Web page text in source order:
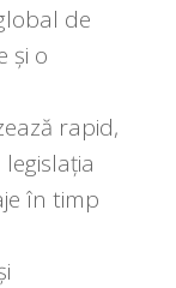
de
și o
rapid,
în timp